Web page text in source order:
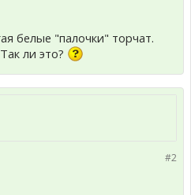
белые "палочки" торчат.
ли это?
#2